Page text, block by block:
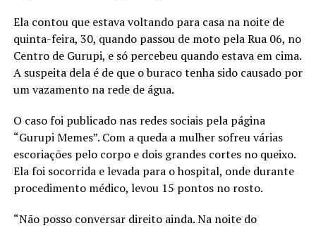
Ela contou que estava voltando para casa na noite de
quinta-feira, 30, quando passou de moto pela Rua 06, no
Centro de Gurupi, e só percebeu quando estava em cima.
A suspeita dela é de que o buraco tenha sido causado por
um vazamento na rede de água.
O caso foi publicado nas redes sociais pela página
“Gurupi Memes”. Com a queda a mulher sofreu várias
escoriações pelo corpo e dois grandes cortes no queixo.
Ela foi socorrida e levada para o hospital, onde durante
procedimento médico, levou 15 pontos no rosto.
“Não posso conversar direito ainda. Na noite do